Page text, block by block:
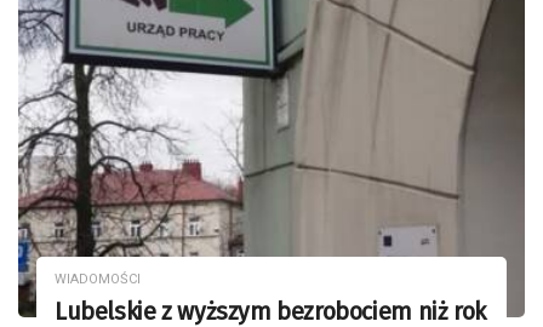
WIADOMOŚCI
Lubelskie z wyższym bezrobociem niż rok